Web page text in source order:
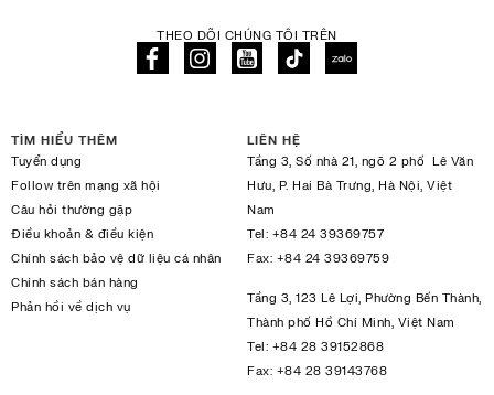
THEO DÕI CHÚNG TÔI TRÊN
TÌM HIỂU THÊM
Tuyển dụng
Follow trên mạng xã hội
Câu hỏi thường gặp
Điều khoản & điều kiện
Chính sách bảo vệ dữ liệu cá nhân
Chính sách bán hàng
Phản hồi về dịch vụ
LIÊN HỆ
Tầng 3, Số nhà 21, ngõ 2 phố Lê Văn
Hưu, P. Hai Bà Trưng, Hà Nội, Việt
Nam
Tel: +84 24 39369757
Fax: +84 24 39369759
Tầng 3, 123 Lê Lợi, Phường Bến Thành,
Thành phố Hồ Chí Minh, Việt Nam
Tel: +84 28 39152868
Fax: +84 28 39143768